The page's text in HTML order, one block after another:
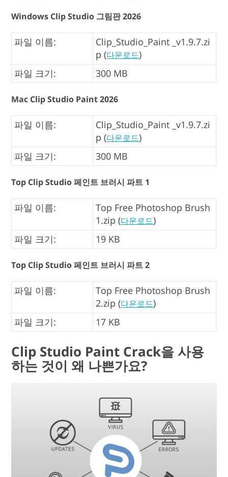
Windows Clip Studio 그림판 2026
파일 이름:
Clip_Studio_Paint _v1.9.7.zi
p (다운로드)
파일 크기:
300 MB
Mac Clip Studio Paint 2026
파일 이름:
Clip_Studio_Paint _v1.9.7.zi
p (다운로드)
파일 크기:
300 MB
Top Clip Studio 페인트 브러시 파트 1
파일 이름:
Top Free Photoshop Brush
1.zip (다운로드)
파일 크기:
19 KB
Top Clip Studio 페인트 브러시 파트 2
파일 이름:
Top Free Photoshop Brush
2.zip (다운로드)
파일 크기:
17 KB
Clip Studio Paint Crack을 사용
하는 것이 왜 나쁜가요?